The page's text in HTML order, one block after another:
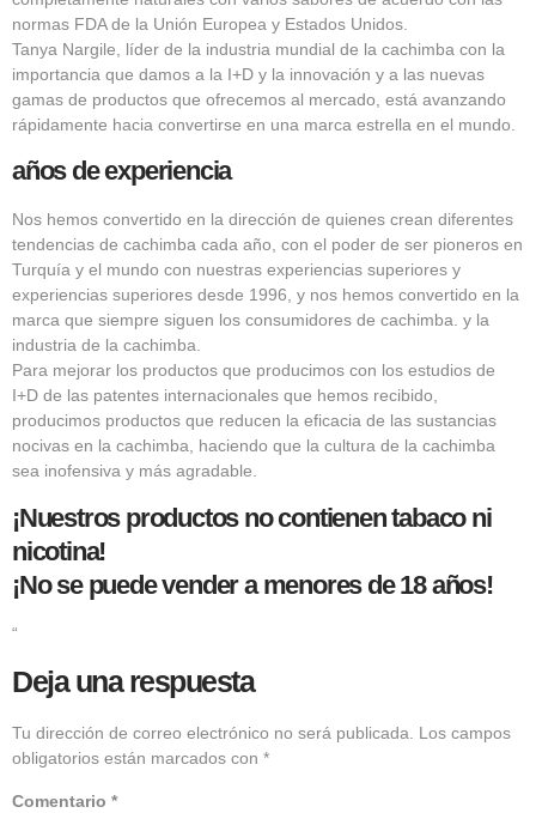
normas FDA de la Unión Europea y Estados Unidos.
Tanya Nargile, líder de la industria mundial de la cachimba con la
importancia que damos a la I+D y la innovación y a las nuevas
gamas de productos que ofrecemos al mercado, está avanzando
rápidamente hacia convertirse en una marca estrella en el mundo.
años de experiencia
Nos hemos convertido en la dirección de quienes crean diferentes
tendencias de cachimba cada año, con el poder de ser pioneros en
Turquía y el mundo con nuestras experiencias superiores y
experiencias superiores desde 1996, y nos hemos convertido en la
marca que siempre siguen los consumidores de cachimba. y la
industria de la cachimba.
Para mejorar los productos que producimos con los estudios de
I+D de las patentes internacionales que hemos recibido,
producimos productos que reducen la eficacia de las sustancias
nocivas en la cachimba, haciendo que la cultura de la cachimba
sea inofensiva y más agradable.
¡Nuestros productos no contienen tabaco ni
nicotina!
¡No se puede vender a menores de 18 años!
“
Deja una respuesta
Tu dirección de correo electrónico no será publicada.
Los campos
obligatorios están marcados con *
Comentario *